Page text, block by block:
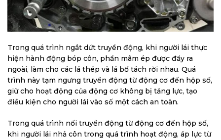
Trong quá trình ngắt dứt truyền động, khi người lái thực
hiện hành động bóp côn, phần mâm ép được đẩy ra
ngoài, làm cho các lá thép và lá bố tách rời nhau. Quá
trình này tạm ngưng truyền động từ động cơ đến hộp số,
giữ cho hoạt động của động cơ không bị tăng lực, tạo
điều kiện cho người lái vào số một cách an toàn.
Trong quá trình nối truyền động từ động cơ đến hộp số,
khi người lái nhả côn trong quá trình hoạt động, áp lực từ